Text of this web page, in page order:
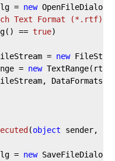
=
new
Text Format
== true)
fileStream =
new
=
new
(object sender,
=
new